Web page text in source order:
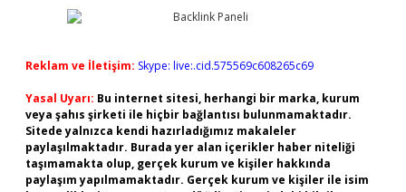
Reklam ve İletişim: Skype: live:.cid.575569c608265c69
Yasal Uyarı: Bu internet sitesi, herhangi bir marka, kurum
veya şahıs şirketi ile hiçbir bağlantısı bulunmamaktadır.
Sitede yalnızca kendi hazırladığımız makaleler
paylaşılmaktadır. Burada yer alan içerikler haber niteliği
taşımamakta olup, gerçek kurum ve kişiler hakkında
paylaşım yapılmamaktadır. Gerçek kurum ve kişiler ile isim